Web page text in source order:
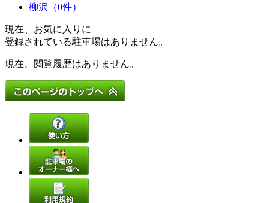
柳沢（0件）
現在、お気に入りに
登録されている駐車場はありません。
現在、閲覧履歴はありません。